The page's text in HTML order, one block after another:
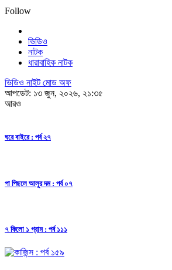
Follow
ভিডিও
নাটক
ধারাবাহিক নাটক
ভিডিও নাইট মোড অফ
আপডেট: ১৩ জুন, ২০২৬, ২১:৩৫
আরও
ঘরে বাইরে : পর্ব ২৭
পা পিছলে আলুর দম : পর্ব ০৭
৭ কিলো ১ গ্রাম : পর্ব ১১১